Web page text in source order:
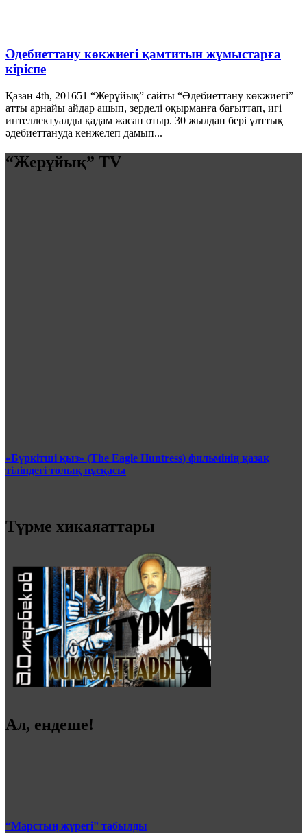
Әдебиеттану көкжиегі қамтитын жұмыстарға
кіріспе
Қазан 4th, 201651 “Жерұйық” сайты “Әдебиеттану көкжиегі”
атты арнайы айдар ашып, зерделі оқырманға бағыттап, игі
интеллектуалды қадам жасап отыр. 30 жылдан бері ұлттық
әдебиеттануда кенжелеп дамып...
“Жерұйық” TV
«Бүркітші қыз» (The Eagle Huntress) фильмінің қазақ
тіліндегі толық нұсқасы
Түрме хикаяаттары
Ал, ендеше!
“Марстың жүрегі” табылды